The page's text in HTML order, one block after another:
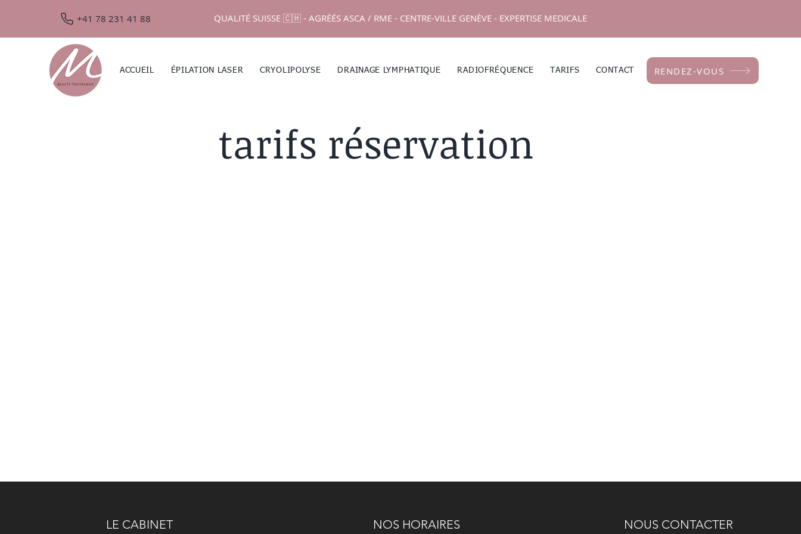
+41 78 231 41 88 QUALITÉ SUISSE 🇨🇭 - AGRÉÉS ASCA / RME - CENTRE-VILLE GENÈVE - EXPERTISE MEDICALE
ACCUEIL ÉPILATION LASER CRYOLIPOLYSE DRAINAGE LYMPHATIQUE RADIOFRÉQUENCE TARIFS CONTACT RENDEZ-VOUS
tarifs réservation
LE CABINET NOS HORAIRES NOUS CONTACTER